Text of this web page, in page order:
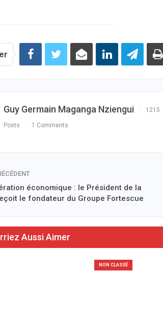
Guy Germain Maganga Nziengui 1215
Posts 1 Comments
économique : le Président de la
le fondateur du Groupe Fortescue
Aussi Aimer
NON CLASSÉ